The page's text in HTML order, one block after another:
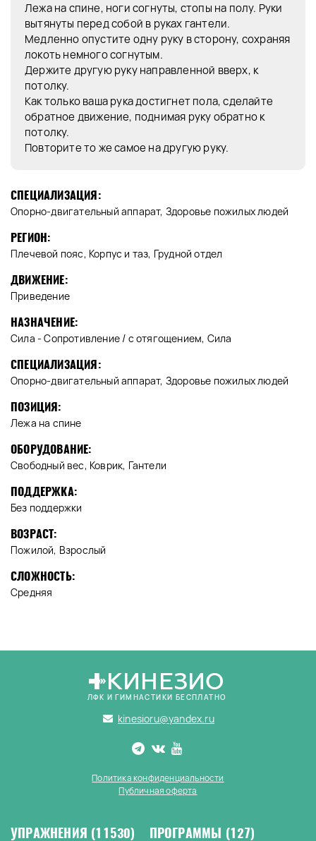
Лежа на спине, ноги согнуты, стопы на полу. Руки
вытянуты перед собой в руках гантели.
Медленно опустите одну руку в сторону, сохраняя
локоть немного согнутым.
Держите другую руку направленной вверх, к
потолку.
Как только ваша рука достигнет пола, сделайте
обратное движение, поднимая руку обратно к
потолку.
Повторите то же самое на другую руку.
СПЕЦИАЛИЗАЦИЯ:
Опорно-двигательный аппарат, Здоровье пожилых людей
РЕГИОН:
Плечевой пояс, Корпус и таз, Грудной отдел
ДВИЖЕНИЕ:
Приведение
НАЗНАЧЕНИЕ:
Сила - Сопротивление / с отягощением, Сила
СПЕЦИАЛИЗАЦИЯ:
Опорно-двигательный аппарат, Здоровье пожилых людей
ПОЗИЦИЯ:
Лежа на спине
ОБОРУДОВАНИЕ:
Свободный вес, Коврик, Гантели
ПОДДЕРЖКА:
Без поддержки
ВОЗРАСТ:
Пожилой, Взрослый
СЛОЖНОСТЬ:
Средняя
КИНЕЗИО
ЛФК И ГИМНАСТИКИ БЕСПЛАТНО
kinesioru@yandex.ru
Политика конфиденциальности
Публичная оферта
УПРАЖНЕНИЯ (11530) ПРОГРАММЫ (127)